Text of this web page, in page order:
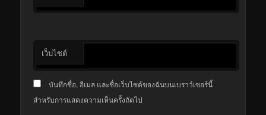
เว็บไซต์
บันทึกชื่อ, อีเมล และชื่อเว็บไซต์ของฉันบนเบราว์เซอร์นี้
สำหรับการแสดงความเห็นครั้งถัดไป